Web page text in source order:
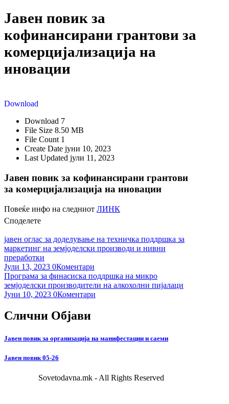
Јавен повик за
кофинансирани грантови за
комерцијализација на
иновации
Download
Download 7
File Size 8.50 MB
File Count 1
Create Date јуни 10, 2023
Last Updated јули 11, 2023
Јавен повик за кофинансирани грантови
за комерцијализација на иновации
Повеќе инфо на следниот ЛИНК
Споделете
јавен оглас за доделување на техничка поддршка за
маркетинг на земјоделски производи и нивни
преработки
Јули 13, 2023 0Коментари
Програма за финасиска поддршка на микро
земјоделски производители на алкохолни пијалаци
Јуни 10, 2023 0Коментари
Слични Објави
Јавен повик за организација на манифестации и саеми
Јавен повик 05-26
Sovetodavna.mk - All Rights Reserved